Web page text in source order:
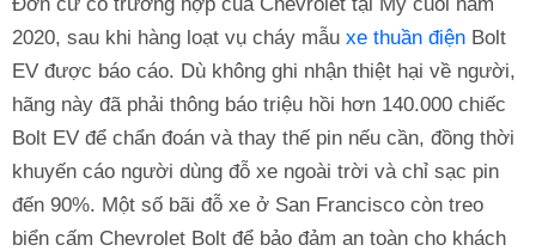
2020, sau khi hàng loạt vụ cháy mẫu xe thuần điện Bolt
EV được báo cáo. Dù không ghi nhận thiệt hại về người,
hãng này đã phải thông báo triệu hồi hơn 140.000 chiếc
Bolt EV để chẩn đoán và thay thế pin nếu cần, đồng thời
khuyến cáo người dùng đỗ xe ngoài trời và chỉ sạc pin
đến 90%. Một số bãi đỗ xe ở San Francisco còn treo
biển cấm Chevrolet Bolt để bảo đảm an toàn cho khách